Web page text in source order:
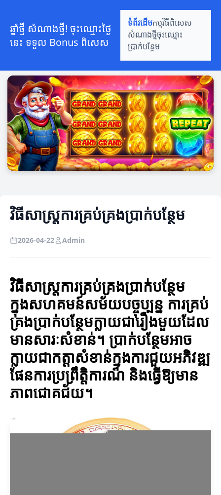
ឆ្នាំថ្មី សំណាងថ្មី! ចុះឈ្មោះថ្ងៃ
នេះ ទទួល Bonus ពិសេស
ទំព័រដើមកម្មវិធីពិសេស
សំណាងថ្មីចុះឈ្មោះ
ប្រាក់បន្ថែម
វិធីសាស្ត្រការគ្រប់គ្រងប្រាក់បន្ថែម
2026-04-22 Admin
វិធីសាស្ត្រការគ្រប់គ្រងប្រាក់បន្ថែម
ក្នុងសហគមន៍សម័យបច្ចុប្បន្ន ការគ្រប់
គ្រងប្រាក់បន្ថែមក្លាយជារឿងមួយដែល
មានសារៈសំខាន់។ ប្រាក់បន្ថែមអាច
ក្លាយជាកត្តាសំខាន់ក្នុងការជួយអភិវឌ្ឍ
ផែនការប្រព្រឹត្តិការណ៍ និងធ្វើឱ្យមាន
ភាពជោគជ័យ។